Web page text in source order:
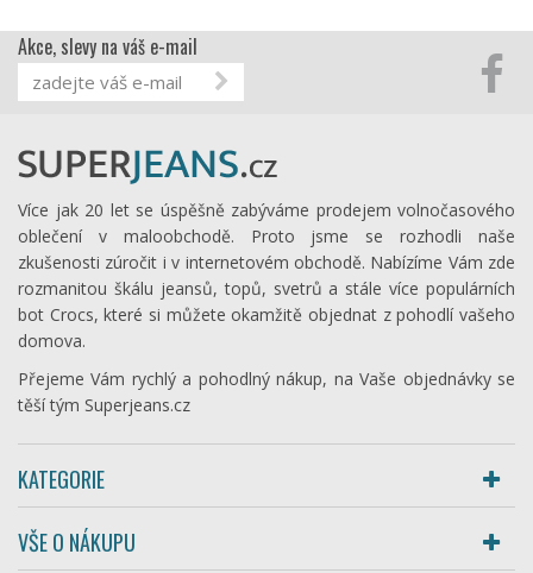
Akce, slevy na váš e-mail
Více jak 20 let se úspěšně zabýváme prodejem volnočasového
oblečení v maloobchodě. Proto jsme se rozhodli naše
zkušenosti zúročit i v internetovém obchodě. Nabízíme Vám zde
rozmanitou škálu jeansů, topů, svetrů a stále více populárních
bot Crocs, které si můžete okamžitě objednat z pohodlí vašeho
domova.
Přejeme Vám rychlý a pohodlný nákup, na Vaše objednávky se
těší tým Superjeans.cz
KATEGORIE
VŠE O NÁKUPU